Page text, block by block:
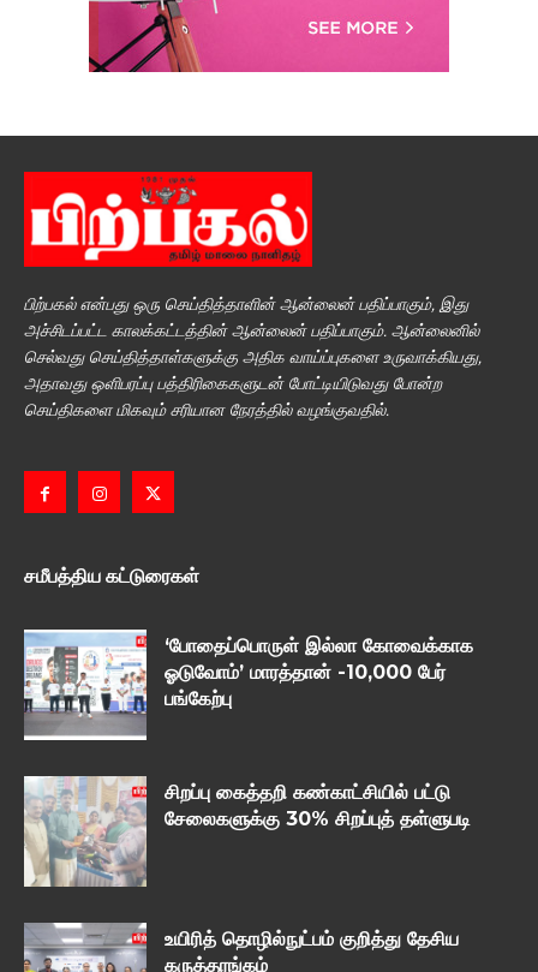
பிற்பகல் என்பது ஒரு செய்தித்தாளின் ஆன்லைன் பதிப்பாகும், இது
அச்சிடப்பட்ட காலக்கட்டத்தின் ஆன்லைன் பதிப்பாகும். ஆன்லைனில்
செல்வது செய்தித்தாள்களுக்கு அதிக வாய்ப்புகளை உருவாக்கியது,
அதாவது ஒளிபரப்பு பத்திரிகைகளுடன் போட்டியிடுவது போன்ற
செய்திகளை மிகவும் சரியான நேரத்தில் வழங்குவதில்.
சமீபத்திய கட்டுரைகள்
‘போதைப்பொருள் இல்லா கோவைக்காக
ஓடுவோம்’ மாரத்தான் -10,000 பேர்
பங்கேற்பு
சிறப்பு கைத்தறி கண்காட்சியில் பட்டு
சேலைகளுக்கு 30% சிறப்புத் தள்ளுபடி
உயிரித் தொழில்நுட்பம் குறித்து தேசிய
கருத்தரங்கம்